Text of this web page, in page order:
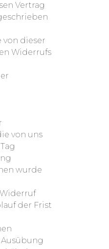
Vertrag
dieser
Widerrufs
von uns
wurde
der Frist